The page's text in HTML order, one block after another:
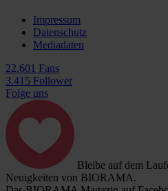
Impressum
Datenschutz
Mediadaten
22.601 Fans
3.415 Follower
Folge uns
Bleibe auf dem
Neuigkeiten von BIORAMA.